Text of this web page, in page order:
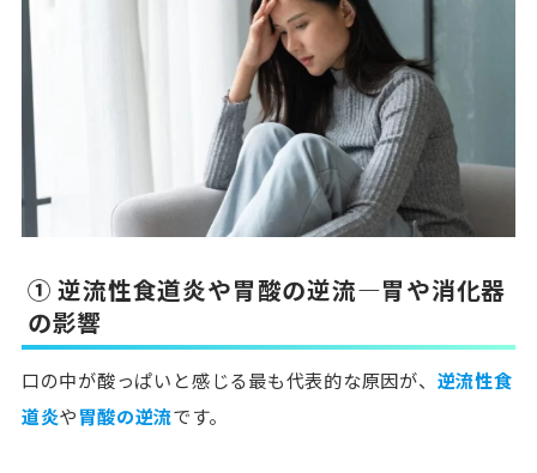
① 逆流性食道炎や胃酸の逆流―胃や消化器
の影響
口の中が酸っぱいと感じる最も代表的な原因が、 逆流性食
道炎や胃酸の逆流です。